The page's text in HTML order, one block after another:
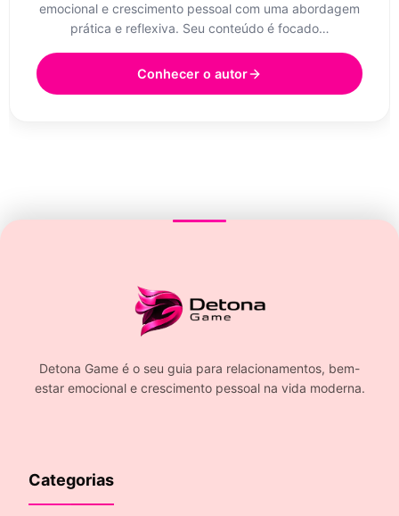
emocional e crescimento pessoal com uma abordagem
prática e reflexiva. Seu conteúdo é focado…
Conhecer o autor
Detona Game é o seu guia para relacionamentos, bem-
estar emocional e crescimento pessoal na vida moderna.
Categorias